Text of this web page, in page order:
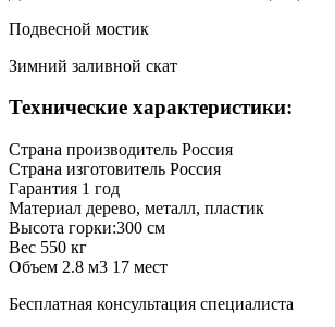
Подвесной мостик
Зимний заливной скат
Технические характеристики:
Страна производитель Россия
Страна изготовитель Россия
Гарантия 1 год
Материал дерево, металл, пластик
Высота горки:300 см
Вес 550 кг
Объем 2.8 м3 17 мест
Бесплатная консультация специалиста